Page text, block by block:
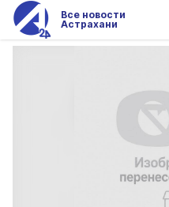
Все новости
Астрахани